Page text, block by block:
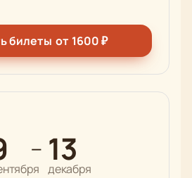
билеты от 1600₽
— 13
декабря